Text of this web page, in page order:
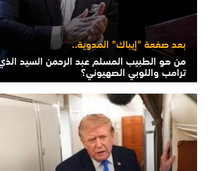
بعد صفعة "إيباك" المدوية..
من هو الطبيب المسلم عبد الرحمن السيد
ترامب واللوبي الصهيوني؟